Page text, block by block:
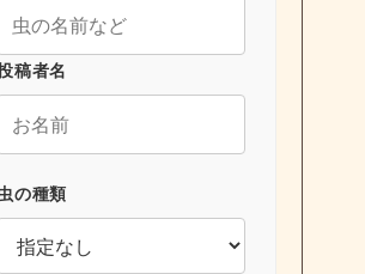
稿者名
の種類